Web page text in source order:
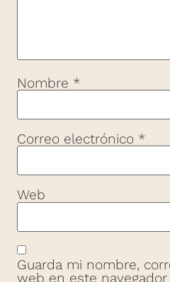
Nombre *
Correo electrónico *
Web
Guarda mi nombre,
web en este